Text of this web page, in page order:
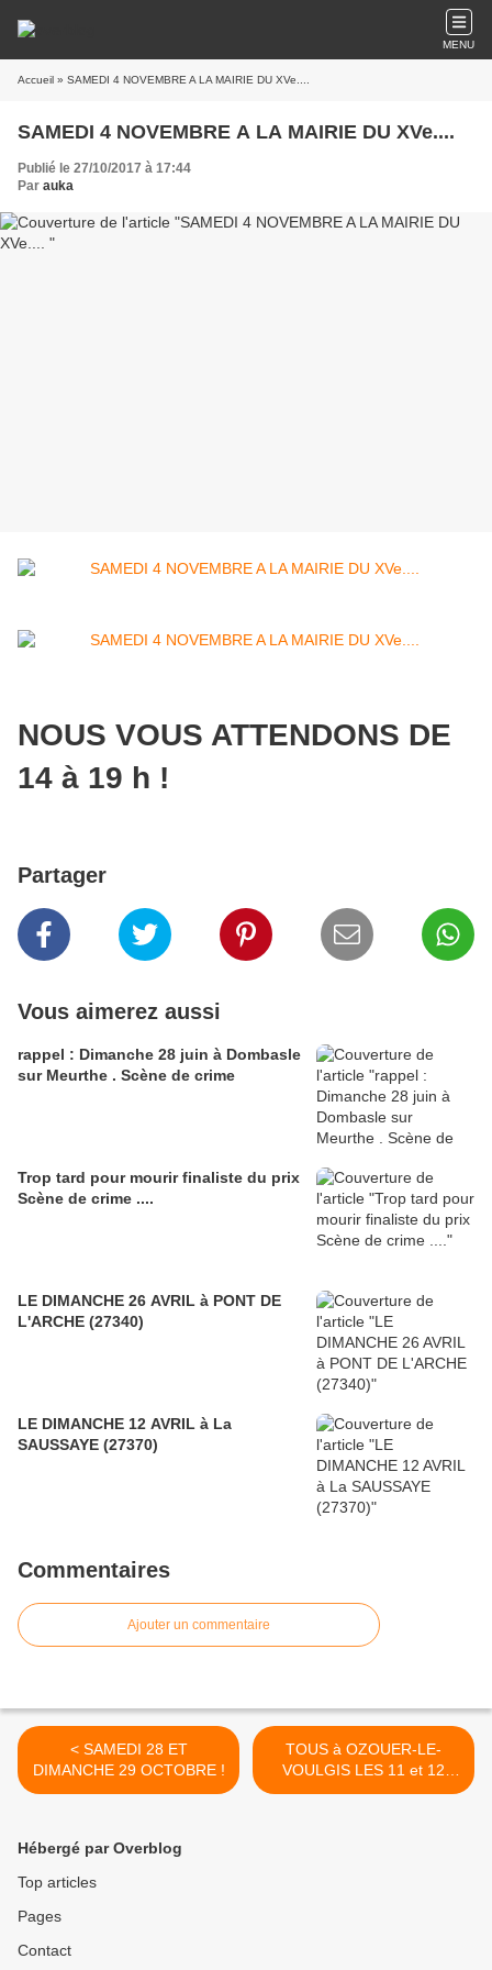
MENU
Accueil » SAMEDI 4 NOVEMBRE A LA MAIRIE DU XVe....
SAMEDI 4 NOVEMBRE A LA MAIRIE DU XVe....
Publié le 27/10/2017 à 17:44
Par auka
NOUS VOUS ATTENDONS DE
14 à 19 h !
Partager
Vous aimerez aussi
rappel : Dimanche 28 juin à Dombasle
sur Meurthe . Scène de crime
Trop tard pour mourir finaliste du prix
Scène de crime ....
LE DIMANCHE 26 AVRIL à PONT DE
L'ARCHE (27340)
LE DIMANCHE 12 AVRIL à La
SAUSSAYE (27370)
Commentaires
Ajouter un commentaire
< SAMEDI 28 ET
DIMANCHE 29 OCTOBRE !
TOUS à OZOUER-LE-
VOULGIS LES 11 et 12
NOVEMBRE ! >
Hébergé par Overblog
Top articles
Pages
Contact